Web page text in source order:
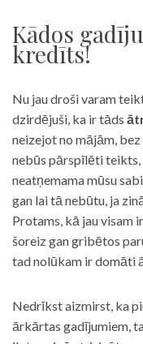
Kādos
kredīts!
Nu jau droši varam
dzirdējuši, ka ir tāds
neizejot no mājām,
nebūs pārspīlēti teikts,
neatņemama mūsu
gan lai tā nebūtu, ja
Protams, kā jau visam
šoreiz gan gribētos
tad nolūkam ir domāti
Nedrīkst aizmirst, ka
ārkārtas gadījumiem,